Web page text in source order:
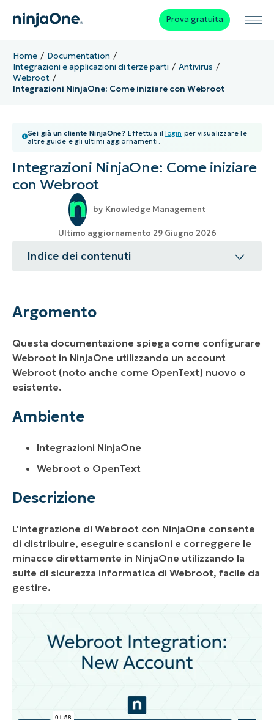
Prova gratuita
Home
Documentation
Integrazioni e applicazioni di terze parti
Antivirus
Webroot
Integrazioni NinjaOne: Come iniziare con Webroot
Sei già un cliente NinjaOne? Effettua il login per visualizzare le
altre guide e gli ultimi aggiornamenti.
Integrazioni NinjaOne: Come iniziare
con Webroot
Knowledge Management
Ultimo aggiornamento 29 Giugno 2026
Indice dei contenuti
Ambiente
Risorse aggiuntive
Argomento
Questa documentazione spiega come configurare
Webroot in NinjaOne utilizzando un account
Webroot (noto anche come OpenText) nuovo o
esistente.
Ambiente
Integrazioni NinjaOne
Webroot o OpenText
Descrizione
L'integrazione di Webroot con NinjaOne consente
di distribuire, eseguire scansioni e correggere le
minacce direttamente in NinjaOne utilizzando la
suite di sicurezza informatica di Webroot, facile da
gestire.